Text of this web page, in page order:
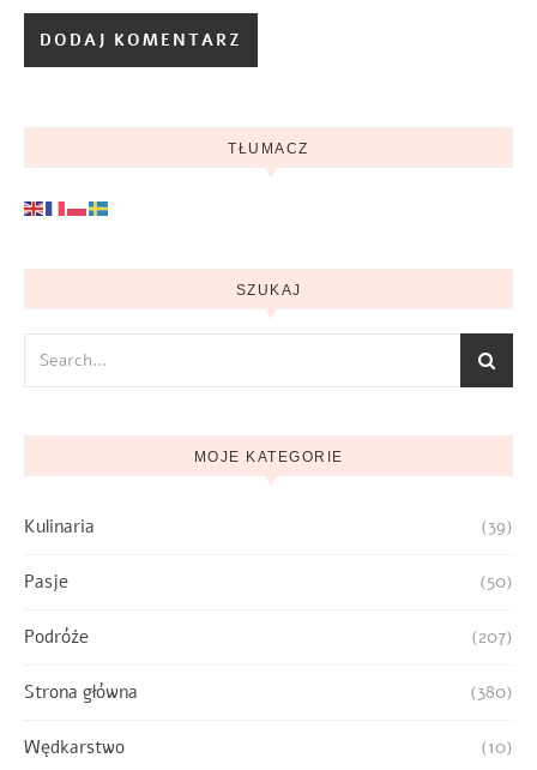
TŁUMACZ
SZUKAJ
MOJE KATEGORIE
Kulinaria (39)
Pasje (50)
Podróże (207)
Strona główna (380)
Wędkarstwo (10)